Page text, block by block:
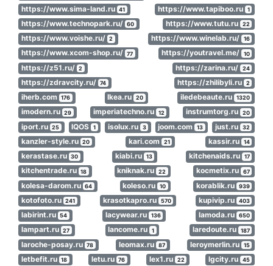
https://www.sima-land.ru 41 https://www.tapiboo.ru 1
https://www.technopark.ru/ 60 https://www.tutu.ru 22
https://www.voishe.ru/ 2 https://www.winelab.ru/ 16
https://www.xcom-shop.ru/ 77 https://youtravel.me/ 10
https://z51.ru/ 2 https://zarina.ru/ 24
https://zdravcity.ru/ 74 https://zhilibyli.ru 2
iherb.com 176 Ikea.ru 20 iledebeaute.ru 1320
imodern.ru 29 imperiatechno.ru 12 instrumtorg.ru 20
iport.ru 25 IQOS 1 isolux.ru 3 joom.com 13 just.ru 32
kanzler-style.ru 20 kari.com 21 kassir.ru 14
kerastase.ru 30 kiabi.ru 13 kitchenaids.ru 17
kitchentrade.ru 18 kniknak.ru 22 kocmetix.ru 67
kolesa-darom.ru 64 koleso.ru 10 korablik.ru 939
kotofoto.ru 241 krasotkapro.ru 570 kupivip.ru 403
labirint.ru 54 lacywear.ru 136 lamoda.ru 650
lampart.ru 27 lancome.ru 1 laredoute.ru 187
laroche-posay.ru 78 leomax.ru 87 leroymerlin.ru 15
letbefit.ru 18 letu.ru 76 lex1.ru 22 lgcity.ru 45